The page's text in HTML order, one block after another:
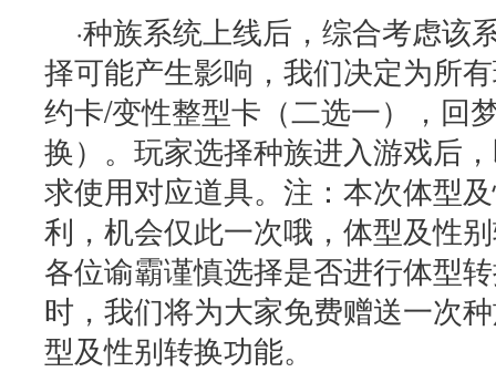
·种族系统上线后，综合考虑该
择可能产生影响，我们决定为所
约卡/变性整型卡（二选一），回
换）。玩家选择种族进入游戏后
求使用对应道具。注：本次体型
利，机会仅此一次哦，体型及性
各位谕霸谨慎选择是否进行体型
时，我们将为大家免费赠送一次
型及性别转换功能。